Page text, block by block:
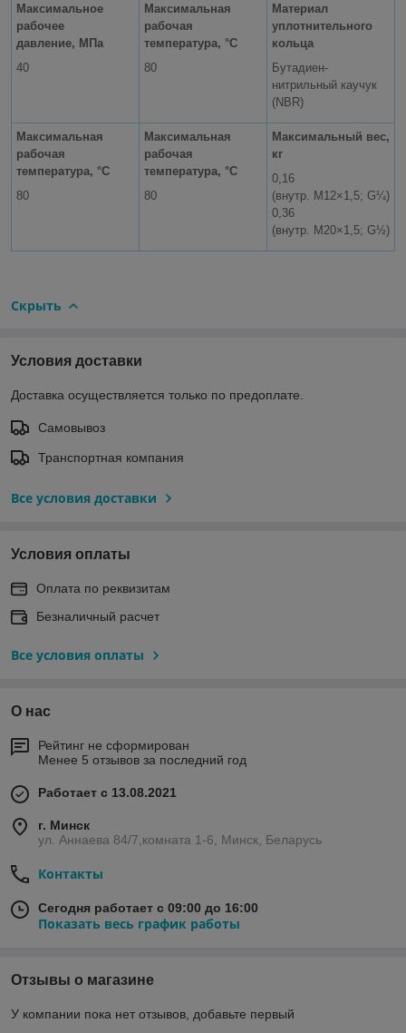
Максимальное
рабочее
давление, МПа
40
Максимальная
рабочая
температура, °С
80
Материал
уплотнительного
кольца
Бутадиен-
нитрильный каучук
(NBR)
Максимальная
рабочая
температура, °С
80
Максимальная
рабочая
температура, °С
80
Максимальный вес,
кг
0,16
(внутр. M12×1,5; G¼)
0,36
(внутр. M20×1,5; G½)
Скрыть
Условия доставки
Доставка осуществляется только по предоплате.
Самовывоз
Транспортная компания
Все условия доставки
Условия оплаты
Оплата по реквизитам
Безналичный расчет
Все условия оплаты
О нас
Рейтинг не сформирован
Менее 5 отзывов за последний год
Работает с 13.08.2021
г. Минск
ул. Аннаева 84/7,комната 1-6, Минск, Беларусь
Контакты
Сегодня работает с 09:00 до 16:00
Показать весь график работы
Отзывы о магазине
У компании пока нет отзывов, добавьте первый